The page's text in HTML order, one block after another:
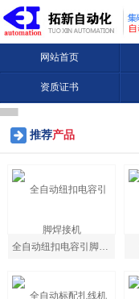
网站首页
资质证书
推荐产品
全自动纽扣电容引脚焊接机